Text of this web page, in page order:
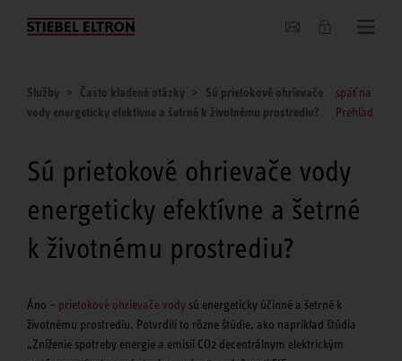
O nás
Služby Často kladené otázky
Sú prietokové ohrievače
vody energeticky efektívne a šetrné k životnému prostrediu?
späť na
Prehľad
Sú prietokové ohrievače vody
energeticky efektívne a šetrné
k životnému prostrediu?
Áno – prietokové ohrievače vody sú energeticky účinné a šetrné k
životnému prostrediu. Potvrdili to rôzne štúdie, ako napríklad štúdia
„Zníženie spotreby energie a emisií CO2 decentrálnym elektrickým